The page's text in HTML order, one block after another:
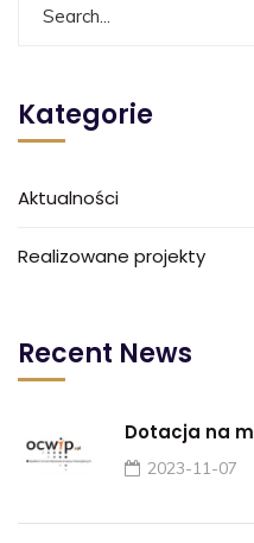
Kategorie
Aktualności
Realizowane projekty
Recent News
Dotacja na
2023-11-07